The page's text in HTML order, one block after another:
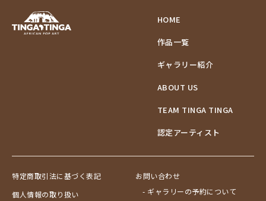
HOME
作品一覧
ギャラリー紹介
ABOUT US
TEAM TINGA TINGA
認定アーティスト
特定商取引法に基づく表記
個人情報の取り扱い
お問い合わせ
- ギャラリーの予約について